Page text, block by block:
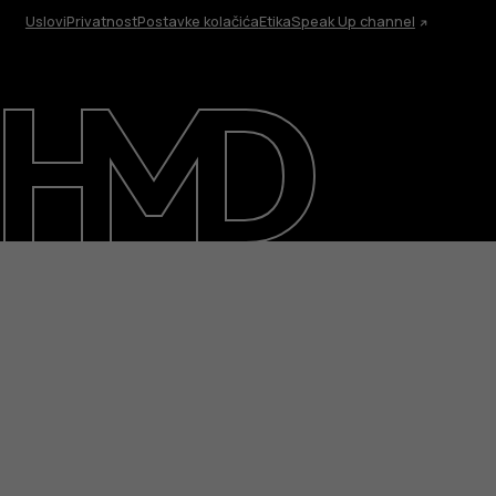
UsloviPrivatnostPostavke kolačićaEtikaSpeak Up channel